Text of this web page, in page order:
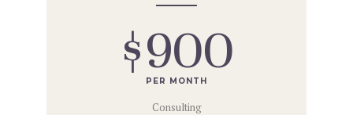
$900
PER MONTH
Consulting